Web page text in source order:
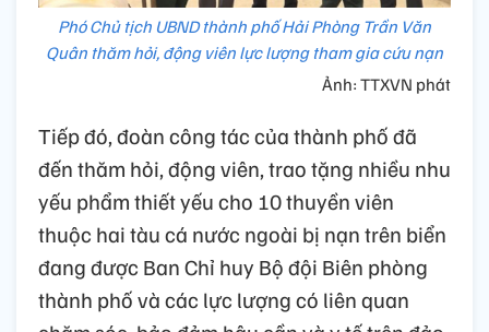
Phó Chủ tịch UBND thành phố Hải Phòng Trần Văn
Quân thăm hỏi, động viên lực lượng tham gia cứu nạn
Ảnh: TTXVN phát
Tiếp đó, đoàn công tác của thành phố đã
đến thăm hỏi, động viên, trao tặng nhiều nhu
yếu phẩm thiết yếu cho 10 thuyền viên
thuộc hai tàu cá nước ngoài bị nạn trên biển
đang được Ban Chỉ huy Bộ đội Biên phòng
thành phố và các lực lượng có liên quan